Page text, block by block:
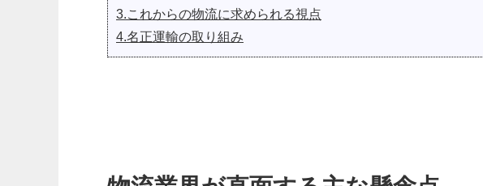
3.これからの物流に求められる視点
4.名正運輸の取り組み